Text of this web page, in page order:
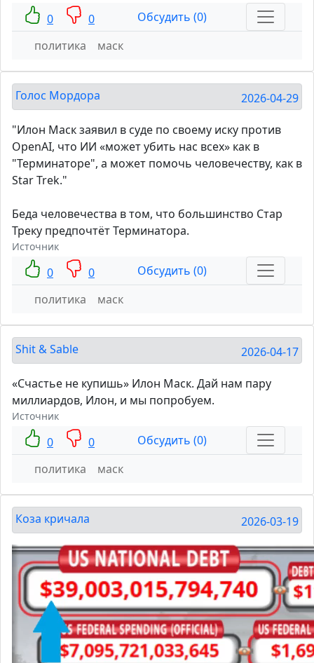
0 0
Обсудить (0)
политика
маск
Голос Мордора 2026-04-29
"Илон Маск заявил в суде по своему иску против
OpenAI, что ИИ «может убить нас всех» как в
"Терминаторе", а может помочь человечеству, как в
Star Trek."
Беда человечества в том, что большинство Стар
Треку предпочтёт Терминатора.
Источник
0 0
Обсудить (0)
политика
маск
Shit & Sable 2026-04-17
«Счастье не купишь» Илон Маск. Дай нам пару
миллиардов, Илон, и мы попробуем.
Источник
0 0
Обсудить (0)
политика
маск
Коза кричала 2026-03-19